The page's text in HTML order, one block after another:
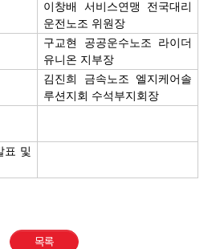
이창배 서비스연맹 전국대리
운전노조 위원장
구교현 공공운수노조 라이더
유니온 지부장
김진희 금속노조 엘지케어솔
루션지회 수석부지회장
표 및
목록